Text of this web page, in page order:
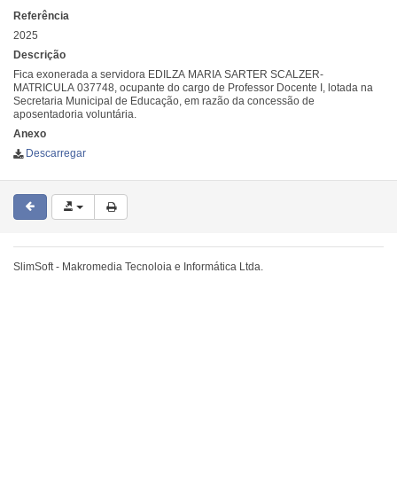
Referência
2025
Descrição
Fica exonerada a servidora EDILZA MARIA SARTER SCALZER-
MATRICULA 037748, ocupante do cargo de Professor Docente I, lotada na
Secretaria Municipal de Educação, em razão da concessão de
aposentadoria voluntária.
Anexo
Descarregar
SlimSoft - Makromedia Tecnoloia e Informática Ltda.